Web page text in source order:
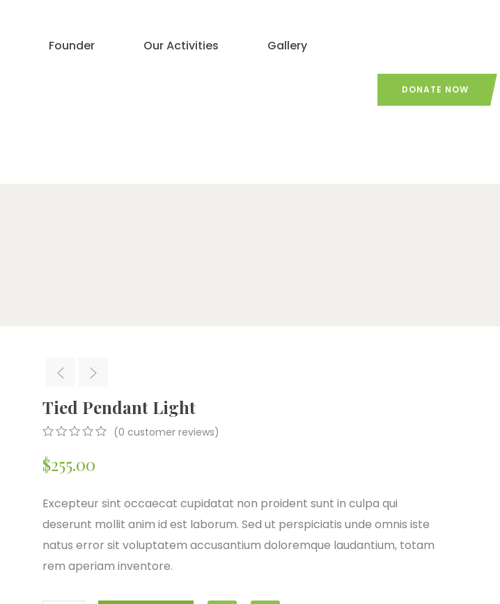
Founder Our Activities Gallery
DONATE NOW
Tied Pendant Light
out
of
on
customer
ratings
(0 customer reviews)
$255.00
Excepteur sint occaecat cupidatat non proident sunt in culpa qui
deserunt mollit anim id est laborum. Sed ut perspiciatis unde omnis iste
natus error sit voluptatem accusantium doloremque laudantium, totam
rem aperiam inventore.